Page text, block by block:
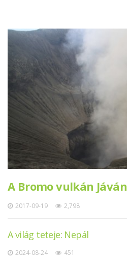
A Bromo vulkán Jáván
2017-09-19 2,798
A világ teteje: Nepál
2024-08-24 451